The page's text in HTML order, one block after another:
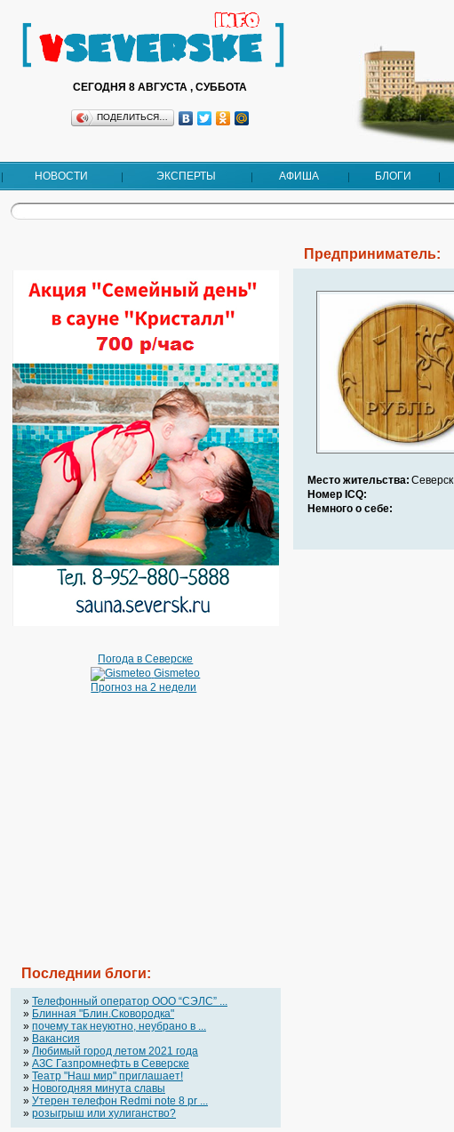
СЕГОДНЯ 8 АВГУСТА , СУББОТА
ПОДЕЛИТЬСЯ…
НОВОСТИ ЭКСПЕРТЫ АФИША БЛОГИ
Погода в Северске
Gismeteo
Прогноз на 2 недели
Последнии блоги:
» Телефонный оператор OOO “СЭЛС” ...
» Блинная "Блин.Сковородка"
» почему так неуютно, неубрано в ...
» Вакансия
» Любимый город летом 2021 года
» АЗС Газпромнефть в Северске
» Театр "Наш мир" приглашает!
» Новогодняя минута славы
» Утерен телефон Redmi note 8 pr ...
» розыгрыш или хулиганство?
Предприниматель:
Место жительства: Северск
Номер ICQ:
Немного о себе: